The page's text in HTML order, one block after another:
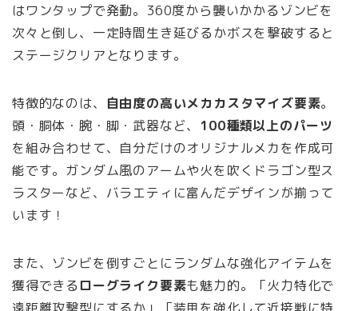
はワンタップで発動。360度から襲いかかるゾンビを
次々と倒し、一定時間生き延びるかボスを撃破すると
ステージクリアとなります。
特徴的なのは、 自由度の高いメカカスタマイズ要素。
頭・胴体・腕・脚・武器など、 100種類以上のパーツ
を組み合わせて、自分だけのオリジナルメカを作成可
能です。ガンダム風のアームや火を吹くドラゴン型ス
ラスターなど、バラエティに富んだデザインが揃って
います！
また、ゾンビを倒すごとにランダムな強化アイテムを
獲得できるローグライク要素も魅力的。「火力特化で